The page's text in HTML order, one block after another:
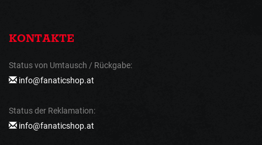
KONTAKTE
Status von Umtausch / Rückgabe:
info@fanaticshop.at
Status der Reklamation:
info@fanaticshop.at